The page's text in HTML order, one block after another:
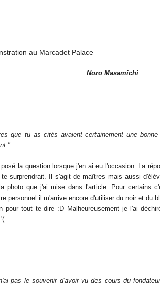
Noro Masamichi
que tu as cités avaient certainement une
la question lorsque j'en ai eu l'occasion. La
te surprendrait. Il s'agit de maîtres mais aussi
photo que j'ai mise dans l'article. Pour certains
personnel il m'arrive encore d'utiliser du noir et du
pour tout te dire :D Malheureusement je l'ai
pas le souvenir d'avoir vu des cours du